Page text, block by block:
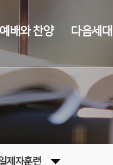
예배와 찬양 다음세대
제자훈련